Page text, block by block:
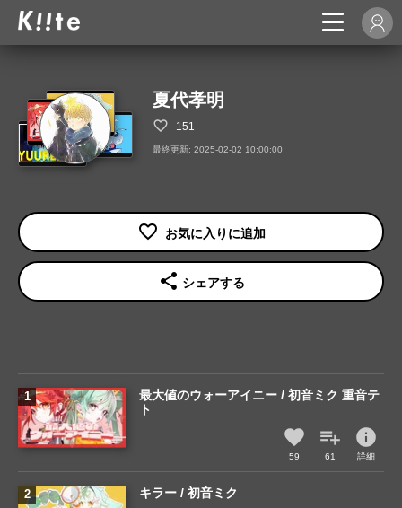
夏代孝明
151
最終更新: 2025-02-02 10:00:00
share シェアする
最大値のウォーアイニー / 初音ミク 重音テ
ト
59 61
info
詳細
キラー / 初音ミク